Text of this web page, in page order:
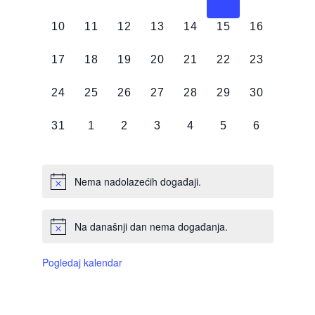
0
10
0
11
0
12
0
13
0
14
0
15
0
16
0
17
0
18
0
19
0
20
0
21
0
22
0
23
0
24
0
25
0
26
0
27
0
28
0
29
0
30
0
31
0
1
0
2
0
3
0
4
0
5
0
6
Nema nadolazećih događaji.
Na današnji dan nema događanja.
Pogledaj kalendar